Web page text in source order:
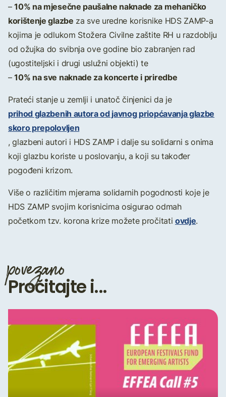
–10% na mjesečne paušalne naknade za mehaničko
korištenje glazbe za sve uredne korisnike HDS ZAMP-a
kojima je odlukom Stožera Civilne zaštite RH u razdoblju
od ožujka do svibnja ove godine bio zabranjen rad
(ugostiteljski i drugi uslužni objekti) te
–10% na sve naknade za koncerte i priredbe
Prateći stanje u zemlji i unatoč činjenici da je
prihod glazbenih autora od javnog priopćavanja glazbe
skoro prepolovljen
, glazbeni autori i HDS ZAMP i dalje su solidarni s onima
koji glazbu koriste u poslovanju, a koji su također
pogođeni krizom.
Više o različitim mjerama solidarnih pogodnosti koje je
HDS ZAMP svojim korisnicima osigurao odmah
početkom tzv. korona krize možete pročitati ovdje.
povezano
Pročitajte i...